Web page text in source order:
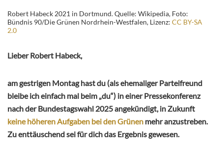
Robert Habeck 2021 in Dortmund. Quelle: Wikipedia, Foto:
Bündnis 90/Die Grünen Nordrhein-Westfalen, Lizenz: CC BY-SA
2.0
Lieber Robert Habeck,
am gestrigen Montag hast du (als ehemaliger Parteifreund
bleibe ich einfach mal beim „du“) in einer Pressekonferenz
nach der Bundestagswahl 2025 angekündigt, in Zukunft
keine höheren Aufgaben bei den Grünen mehr anzustreben.
Zu enttäuschend sei für dich das Ergebnis gewesen.